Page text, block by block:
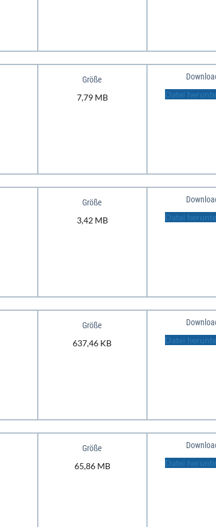
Größe
7,79 MB Datei
Größe
3,42 MB Datei
Größe
637,46 KB Datei
Größe
65,86 MB Datei